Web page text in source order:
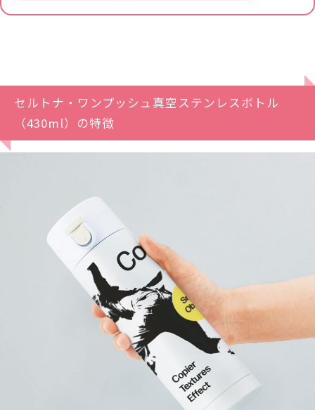
セルトナ・ワンプッシュ真空ステンレスボトル
（430ml）の特徴